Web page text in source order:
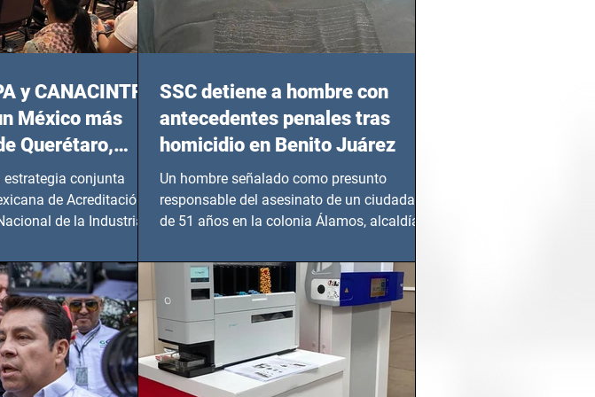
y CANACINTRA
México más
Querétaro,
estrategia conjunta
de Acreditación
de la Industria
SSC detiene a hombre con
antecedentes penales tras
homicidio en Benito Juárez
Un hombre señalado como presunto
responsable del asesinato de un ciudadano
de 51 años en la colonia Álamos, alcaldía